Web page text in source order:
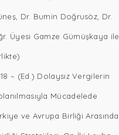
Dr. Bumin Doğrusöz, Dr.
Üyesi Gamze Gümüşkaya ile
– (Ed.) Dolaysız Vergilerin
Mücadelede
ve Avrupa Birliği Arasında